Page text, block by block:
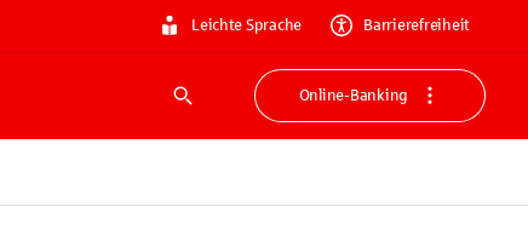
Leichte Sprache Barrierefreiheit
Suche
Online-Banking